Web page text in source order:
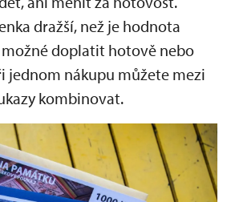
dražší, než je hodnota
doplatit hotově nebo
jednom nákupu můžete mezi
kombinovat.